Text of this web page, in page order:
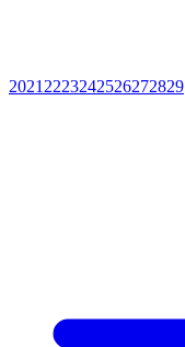
2021 2223242526272829